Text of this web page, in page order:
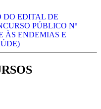
DO EDITAL DE
PÚBLICO Nº
ÀS ENDEMIAS E